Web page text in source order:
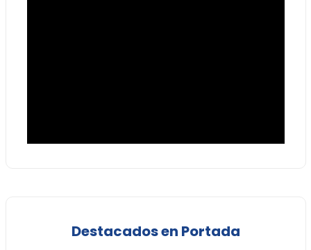
Destacados en Portada